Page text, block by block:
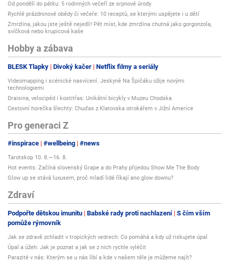
Od pondělí do pátku: 5 rodinných večeří ze srpnové úrody
Rychlé prázdninové obědy či večeře: 10 receptů, se kterými uspějete i u dětí
Zmrzlina, jakou jste ještě nejedli! Pět míst, kde zmrzlina chutná jako gorgonzola,
svíčková nebo krupicová kaše
Hobby a zábava
BLESK Tlapky Divoký kačer Netflix filmy a seriály
Videomapping i scénické nasvícení. Jeskyně Na Špičáku ožije novými
technologiemi
Draisina, velocipéd i kostitřas: Unikátní bicykly v Muzeu Chodska
Cestovní horečka šlechty: Chuďas z Klatovska otrokářem v Jižní Americe
Pro generaci Z
#inspirace #wellbeing #news
Tarotskop 10. 8.—16. 8.
Hot events: Začíná slovenský Grape a do Prahy přijedou Show Me The Body
Glow up se stává luxusem, proč mladí lidé říkají ano glow downu?
Zdraví
Podpořte dětskou imunitu Babské rady proti nachlazení S čím vším
pomůže rýmovník
Jak se zdravě zchladit v tropických vedrech: Co pomáhá a kdy už riskujete úpal
Úpal a úžeh: Jak je poznat a jak se z nich rychle vyléčit
Parazité v nás: Kterým se u nás líbí a kde v našem těle je můžeme najít?